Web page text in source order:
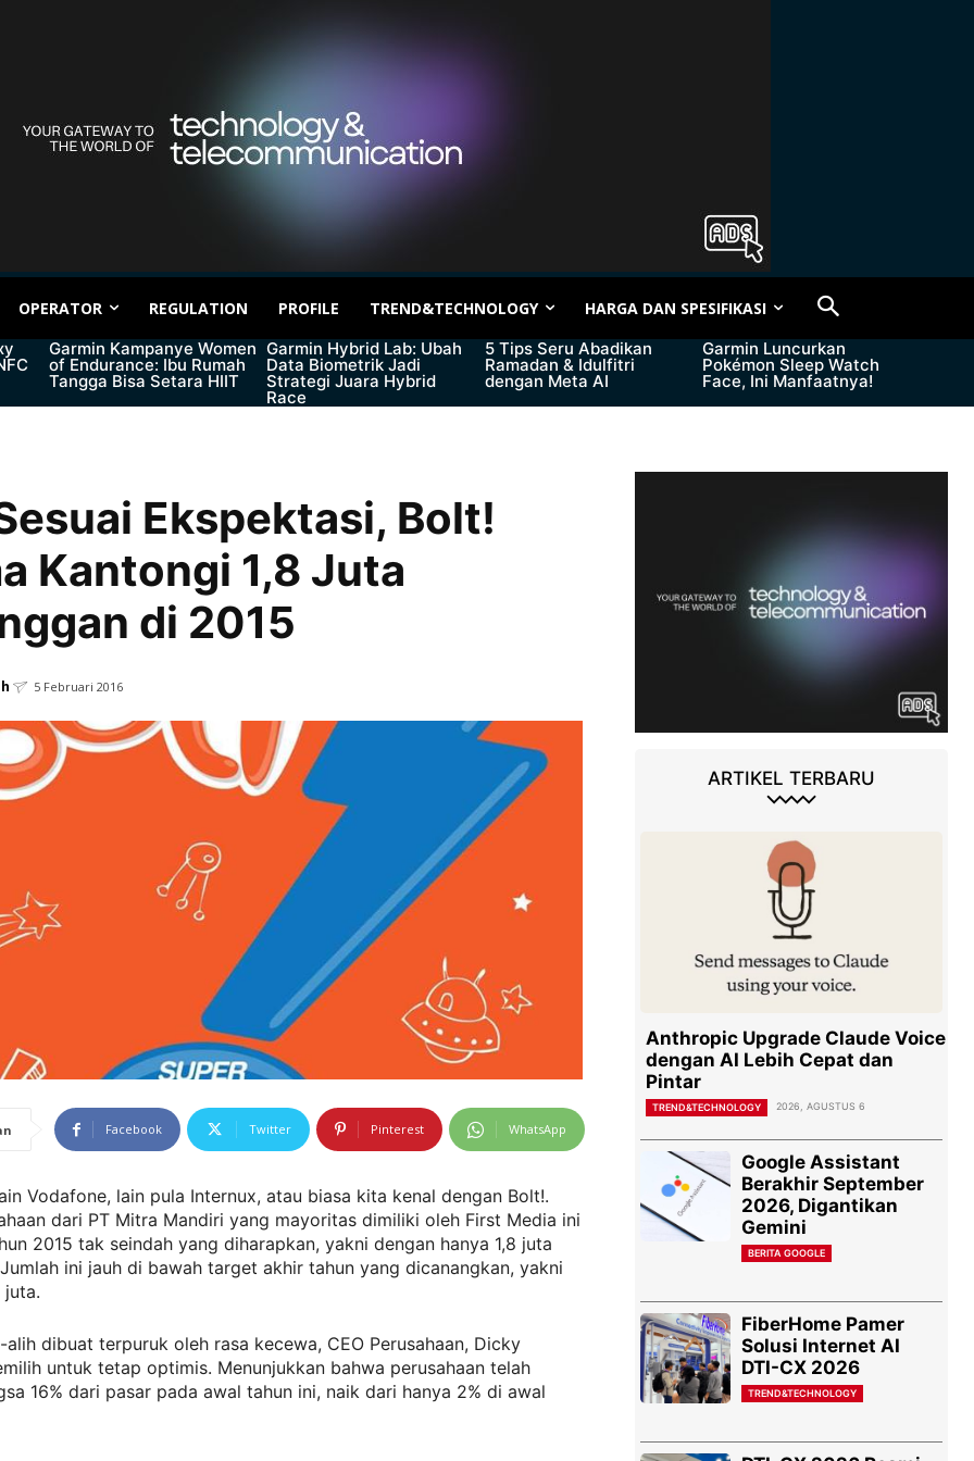
OPERATOR REGULATION PROFILE TREND&TECHNOLOGY
HARGA DAN SPESIFIKASI
Garmin Kampanye Women
of Endurance: Ibu Rumah
Tangga Bisa Setara HIIT
Garmin Hybrid Lab: Ubah
Data Biometrik Jadi
Strategi Juara Hybrid
Race
5 Tips Seru Abadikan
Ramadan & Idulfitri
dengan Meta AI
Garmin Luncurkan
Pokémon Sleep Watch
Face, Ini Manfaatnya!
Ekspektasi, Bolt!
Kantongi 1,8 Juta
di 2015
5 Februari 2016
Facebook Twitter Pinterest WhatsApp
Vodafone, lain pula Internux, atau biasa kita kenal dengan Bolt!.
dari PT Mitra Mandiri yang mayoritas dimiliki oleh First Media ini
2015 tak seindah yang diharapkan, yakni dengan hanya 1,8 juta
ini jauh di bawah target akhir tahun yang dicanangkan, yakni
juta.
alih dibuat terpuruk oleh rasa kecewa, CEO Perusahaan, Dicky
untuk tetap optimis. Menunjukkan bahwa perusahaan telah
16% dari pasar pada awal tahun ini, naik dari hanya 2% di awal
ARTIKEL TERBARU
Anthropic Upgrade Claude Voice
dengan AI Lebih Cepat dan
Pintar
TREND&TECHNOLOGY 2026, AGUSTUS 6
Google Assistant
Berakhir September
2026, Digantikan
Gemini
BERITA GOOGLE
FiberHome Pamer
Solusi Internet AI
DTI-CX 2026
TREND&TECHNOLOGY